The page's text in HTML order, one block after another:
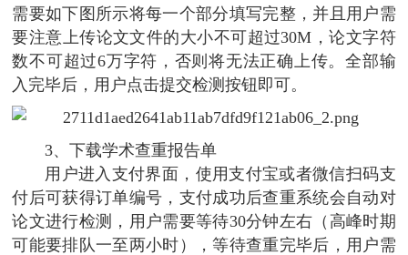
需要如下图所示将每一个部分填写完整，并且用户需
要注意上传论文文件的大小不可超过30M，论文字符
数不可超过6万字符，否则将无法正确上传。全部输
入完毕后，用户点击提交检测按钮即可。
3、下载学术查重报告单
用户进入支付界面，使用支付宝或者微信扫码支
付后可获得订单编号，支付成功后查重系统会自动对
论文进行检测，用户需要等待30分钟左右（高峰时期
可能要排队一至两小时），等待查重完毕后，用户需